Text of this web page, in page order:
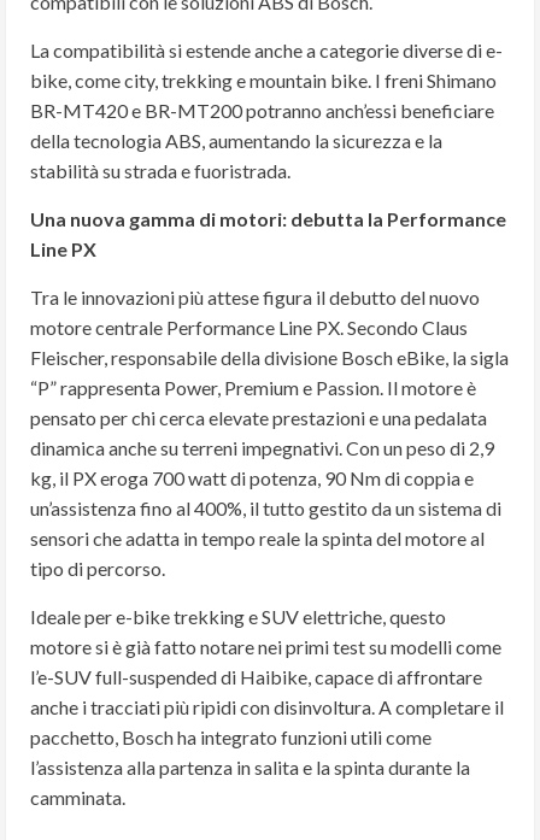
La compatibilità si estende anche a categorie diverse di e-
bike, come city, trekking e mountain bike. I freni Shimano
BR-MT420 e BR-MT200 potranno anch’essi beneficiare
della tecnologia ABS, aumentando la sicurezza e la
stabilità su strada e fuoristrada.
Una nuova gamma di motori: debutta la Performance
Line PX
Tra le innovazioni più attese figura il debutto del nuovo
motore centrale Performance Line PX. Secondo Claus
Fleischer, responsabile della divisione Bosch eBike, la sigla
“P” rappresenta Power, Premium e Passion. Il motore è
pensato per chi cerca elevate prestazioni e una pedalata
dinamica anche su terreni impegnativi. Con un peso di 2,9
kg, il PX eroga 700 watt di potenza, 90 Nm di coppia e
un’assistenza fino al 400%, il tutto gestito da un sistema di
sensori che adatta in tempo reale la spinta del motore al
tipo di percorso.
Ideale per e-bike trekking e SUV elettriche, questo
motore si è già fatto notare nei primi test su modelli come
l’e-SUV full-suspended di Haibike, capace di affrontare
anche i tracciati più ripidi con disinvoltura. A completare il
pacchetto, Bosch ha integrato funzioni utili come
l’assistenza alla partenza in salita e la spinta durante la
camminata.